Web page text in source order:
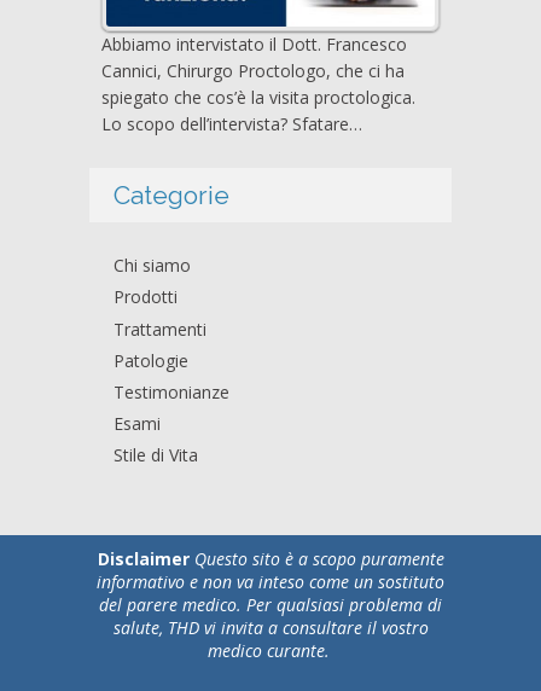
Abbiamo intervistato il Dott. Francesco
Cannici, Chirurgo Proctologo, che ci ha
spiegato che cos’è la visita proctologica.
Lo scopo dell’intervista? Sfatare…
Categorie
Chi siamo
Prodotti
Trattamenti
Patologie
Testimonianze
Esami
Stile di Vita
Disclaimer Questo sito è a scopo puramente
informativo e non va inteso come un sostituto
del parere medico. Per qualsiasi problema di
salute, THD vi invita a consultare il vostro
medico curante.